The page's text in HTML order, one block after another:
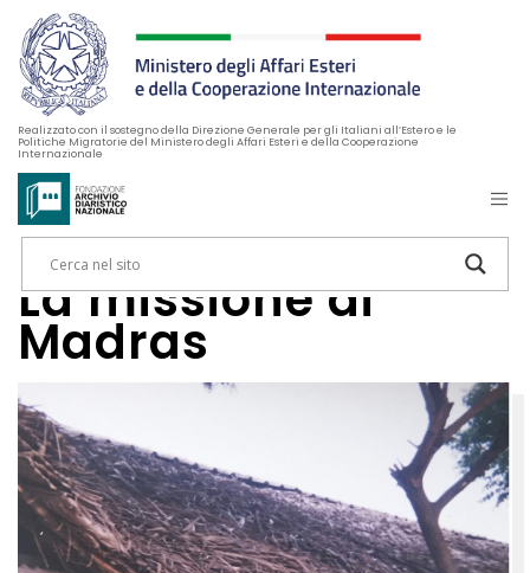
Realizzato con il sostegno della Direzione Generale per gli Italiani all’Estero e le
Politiche Migratorie del Ministero degli Affari Esteri e della Cooperazione
Internazionale
La missione di
Madras